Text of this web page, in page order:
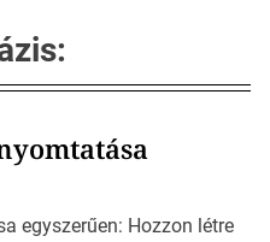
egyszerűen: Hozzon létre